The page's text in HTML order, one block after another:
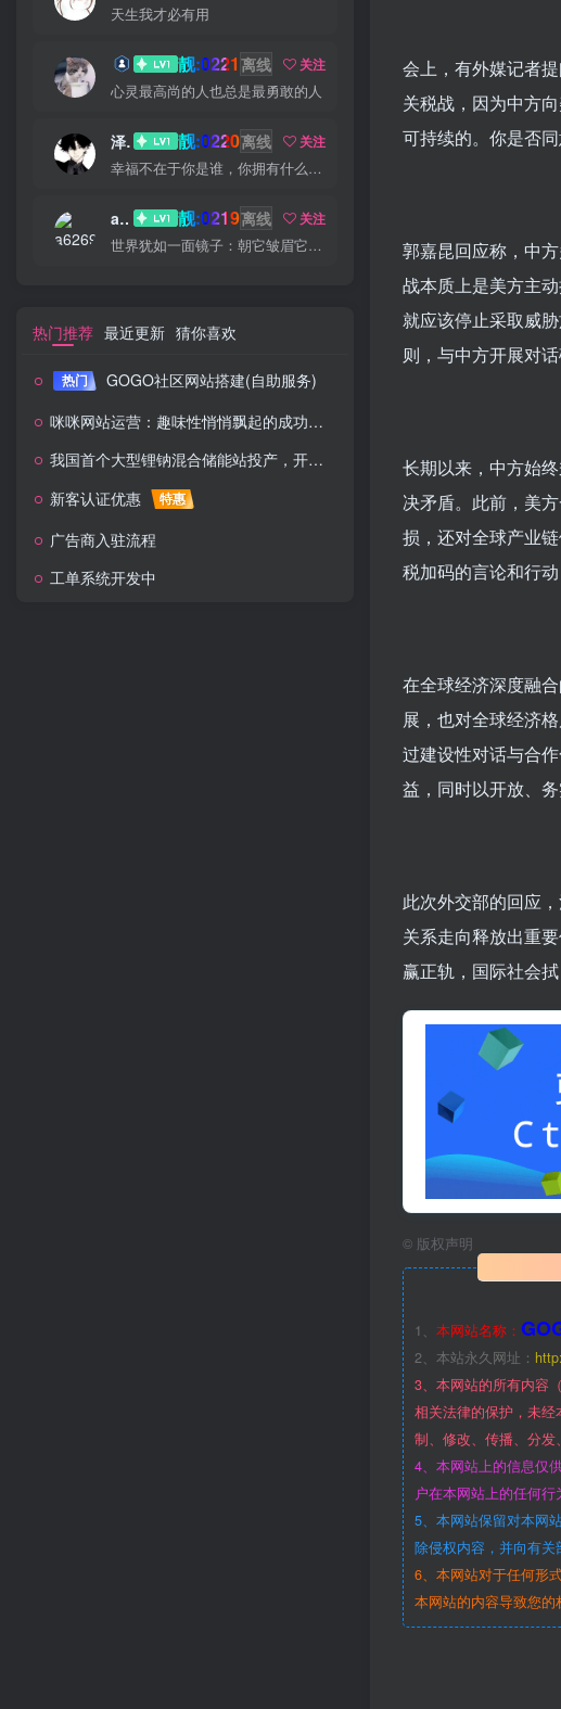
天生我才必有用
猫小白 靓:0221 离线
关注
心灵最高尚的人也总是最勇敢的人
泽宇 靓:0220离线
关注
幸福不在于你是谁，你拥有什么，而仅仅在于你自己怎么看待
a626911 靓:0219离线
关注
世界犹如一面镜子：朝它皱眉它就朝你皱眉，朝它微笑它也吵你微笑
热门推荐 最近更新 猜你喜欢
热门
GOGO社区网站搭建(自助服务)
咪咪网站运营：趣味性悄悄飘起的成功风头
我国首个大型锂钠混合储能站投产，开启储能新时代
新客认证优惠
特惠
广告商入驻流程
工单系统开发中
会上，有外媒记者
关税战，因为中方
可持续的。你是否
郭嘉昆回应称，中
战本质上是美方主
就应该停止采取威
则，与中方开展对话
长期以来，中方始
决矛盾。此前，美
损，还对全球产业
税加码的言论和行
在全球经济深度融
展，也对全球经济
过建设性对话与合
益，同时以开放、
此次外交部的回应
关系走向释放出重
赢正轨，国际社会拭
© 版权声明
1、 本网站名称：
2、本站永久网址：
3、本网站的所有内容
相关法律的保护，未
制、修改、传播、分发
4、本网站上的信息仅
户在本网站上的任何行
5、本网站保留对本网
除侵权内容，并向有关
6、本网站对于任何形
本网站的内容导致您的